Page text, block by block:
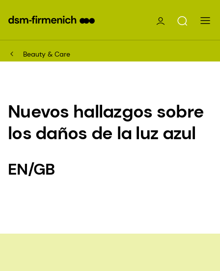
Beauty & Care
Nuevos hallazgos sobre
los daños de la luz azul
EN/GB